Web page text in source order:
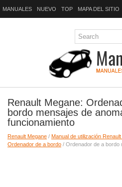
MANUALES NUEVO TOP MAPA DEL SITIO
Renault Megane:
bordo mensajes de
funcionamiento
Renault Megane / Manual de utilización
Ordenador de a bordo / Ordenador de a bordo